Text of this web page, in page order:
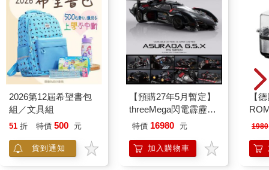
2026第12屆希望書包
組／文具組
51 折 特價 500 元
貨到通知
【預購27年5月暫定】
threeMega閃電霹靂車
VA Hi-SPEC UNITED
SIREN 黑色限定
特價 16980 元
加入購物車
【
曼
1980